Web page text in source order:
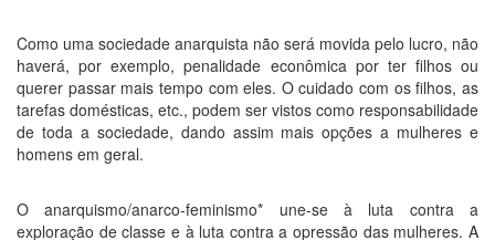
Como uma sociedade anarquista não será movida pelo lucro, não
haverá, por exemplo, penalidade econômica por ter filhos ou
querer passar mais tempo com eles. O cuidado com os filhos, as
tarefas domésticas, etc., podem ser vistos como responsabilidade
de toda a sociedade, dando assim mais opções a mulheres e
homens em geral.
O anarquismo/anarco-feminismo* une-se à luta contra a
exploração de classe e à luta contra a opressão das mulheres. A